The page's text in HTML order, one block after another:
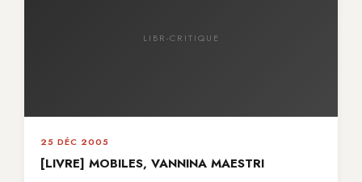
LIBR-CRITIQUE
25 DÉC 2005
[LIVRE] MOBILES, VANNINA MAESTRI